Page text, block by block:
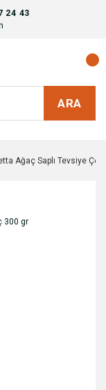
24 43
ARA
Ağaç Saplı Tevsiye